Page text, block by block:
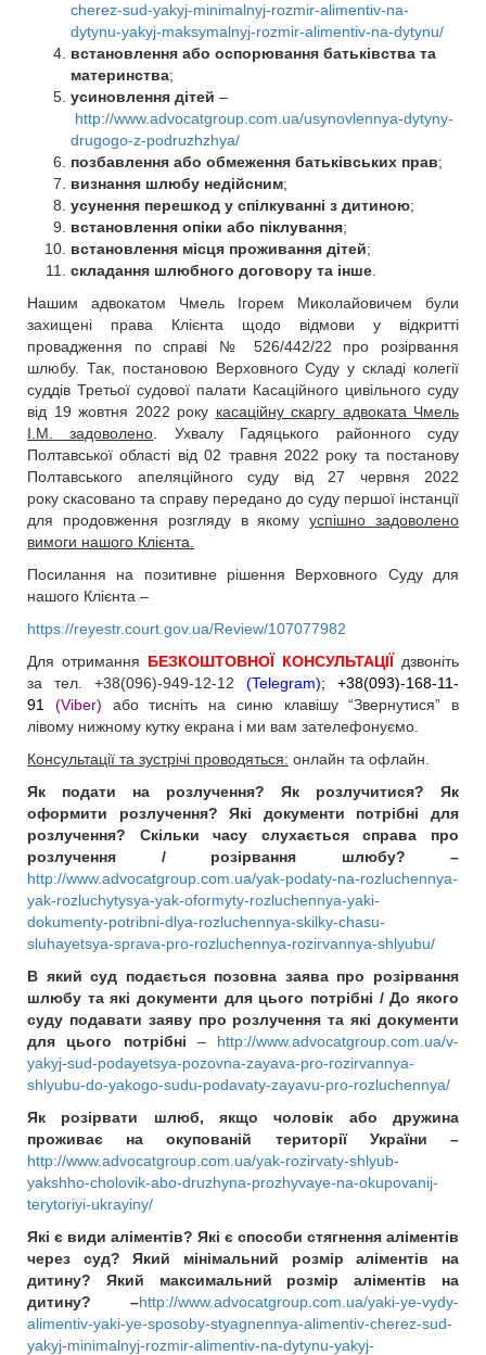
cherez-sud-yakyj-minimalnyj-rozmir-alimentiv-na-
dytynu-yakyj-maksymalnyj-rozmir-alimentiv-na-dytynu/
встановлення або оспорювання батьківства та
материнства;
усиновлення дітей –
http://www.advocatgroup.com.ua/usynovlennya-dytyny-
drugogo-z-podruzhzhya/
позбавлення або обмеження батьківських прав;
визнання шлюбу недійсним;
усунення перешкод у спілкуванні з дитиною;
встановлення опіки або піклування;
встановлення місця проживання дітей;
складання шлюбного договору та інше
Нашим адвокатом Чмель Ігорем Миколайовичем були
захищені права Клієнта щодо відмови у відкритті
провадження по справі № 526/442/22 про розірвання
шлюбу. Так, постановою Верховного Суду у складі колегії
суддів Третьої судової палати Касаційного цивільного суду
від 19 жовтня 2022 року касаційну скаргу адвоката Чмель
І.М. задоволено . Ухвалу Гадяцького районного суду
Полтавської області від 02 травня 2022 року та постанову
Полтавського апеляційного суду від 27 червня 2022
року скасовано та справу передано до суду першої інстанції
для продовження розгляду в якомууспішно задоволено
вимоги нашого Клієнта.
Посилання на позитивне рішення Верховного Суду для
нашого Клієнта –
https://reyestr.court.gov.ua/Review/107077982
Для отримання БЕЗКОШТОВНОЇ КОНСУЛЬТАЦІЇ дзвоніть
за тел. +38(096)-949-12-12 (Telegram); +38(093)-168-11-
91
(Viber)
або тисніть на синю клавішу “Звернутися” в
лівому нижному кутку екрана і ми вам зателефонуємо.
Консультації та зустрічі проводяться: онлайн та офлайн.
Як подати на розлучення? Як розлучитися? Як
оформити розлучення? Які документи потрібні для
розлучення? Скільки часу слухається справа про
розлучення / розірвання шлюбу? –
http://www.advocatgroup.com.ua/yak-podaty-na-rozluchennya-
yak-rozluchytysya-yak-oformyty-rozluchennya-yaki-
dokumenty-potribni-dlya-rozluchennya-skilky-chasu-
sluhayetsya-sprava-pro-rozluchennya-rozirvannya-shlyubu/
В який суд подається позовна заява про розірвання
шлюбу та які документи для цього потрібні / До якого
суду подавати заяву про розлучення та які документи
для цього потрібні – http://www.advocatgroup.com.ua/v-
yakyj-sud-podayetsya-pozovna-zayava-pro-rozirvannya-
shlyubu-do-yakogo-sudu-podavaty-zayavu-pro-rozluchennya/
Як розірвати шлюб, якщо чоловік або дружина
проживає на окупованій території України –
http://www.advocatgroup.com.ua/yak-rozirvaty-shlyub-
yakshho-cholovik-abo-druzhyna-prozhyvaye-na-okupovanij-
terytoriyi-ukrayiny/
Які є види аліментів? Які є способи стягнення аліментів
через суд? Який мінімальний розмір аліментів на
дитину? Який максимальний розмір аліментів на
дитину? –http://www.advocatgroup.com.ua/yaki-ye-vydy-
alimentiv-yaki-ye-sposoby-styagnennya-alimentiv-cherez-sud-
yakyj-minimalnyj-rozmir-alimentiv-na-dytynu-yakyj-